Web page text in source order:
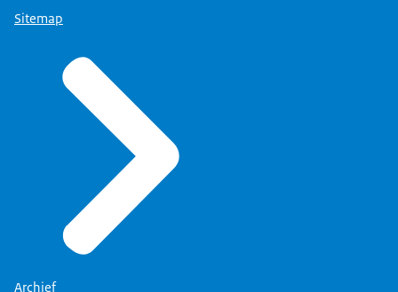
Sitemap
Archief